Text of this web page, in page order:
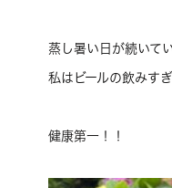
蒸し暑い日が続いて
私はビールの飲みす
健康第一！！